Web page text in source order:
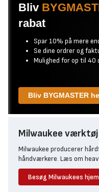
Bliv
rabat
Spar 10% på mere
Se dine ordrer og
Mulighed for op til
Bliv BYGMASTER
Milwaukee værktøj
Milwaukee producerer
håndværkere. Læs om
Besøg Milwaukees